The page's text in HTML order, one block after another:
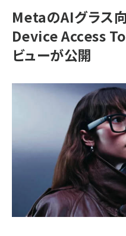
MetaのAIグラス
Device Access
ビューが公開